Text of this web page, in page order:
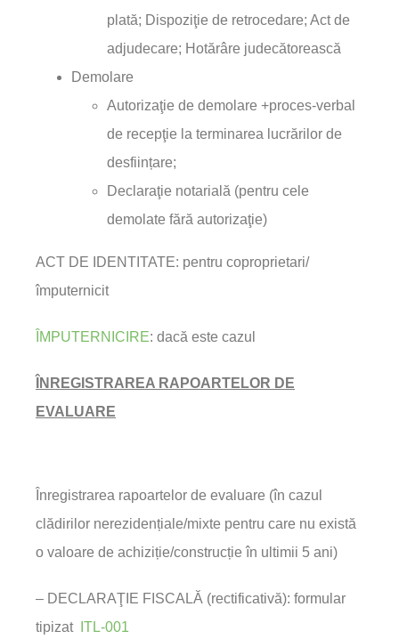
plată; Dispoziţie de retrocedare; Act de
adjudecare; Hotărâre judecătorească
Demolare
Autorizaţie de demolare +proces-verbal
de recepţie la terminarea lucrărilor de
desființare;
Declaraţie notarială (pentru cele
demolate fără autorizaţie)
ACT DE IDENTITATE: pentru coproprietari/
împuternicit
ÎMPUTERNICIRE: dacă este cazul
ÎNREGISTRAREA RAPOARTELOR DE
EVALUARE
Înregistrarea rapoartelor de evaluare (în cazul
clădirilor nerezidențiale/mixte pentru care nu există
o valoare de achiziție/construcție în ultimii 5 ani)
– DECLARAŢIE FISCALĂ (rectificativă): formular
tipizat
ITL-001